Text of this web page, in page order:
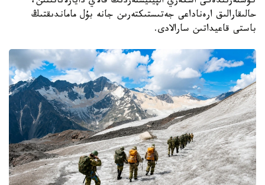
حالىقارالىق ارەناداعى جەتىستىكتەرىن جانە بۇل ماماندىقتىڭ
باستى قاعيداتىن سارالادى.